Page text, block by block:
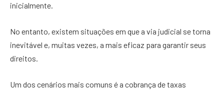
inicialmente.
No entanto, existem situações em que a via judicial se torna
inevitável e, muitas vezes, a mais eficaz para garantir seus
direitos.
Um dos cenários mais comuns é a cobrança de taxas